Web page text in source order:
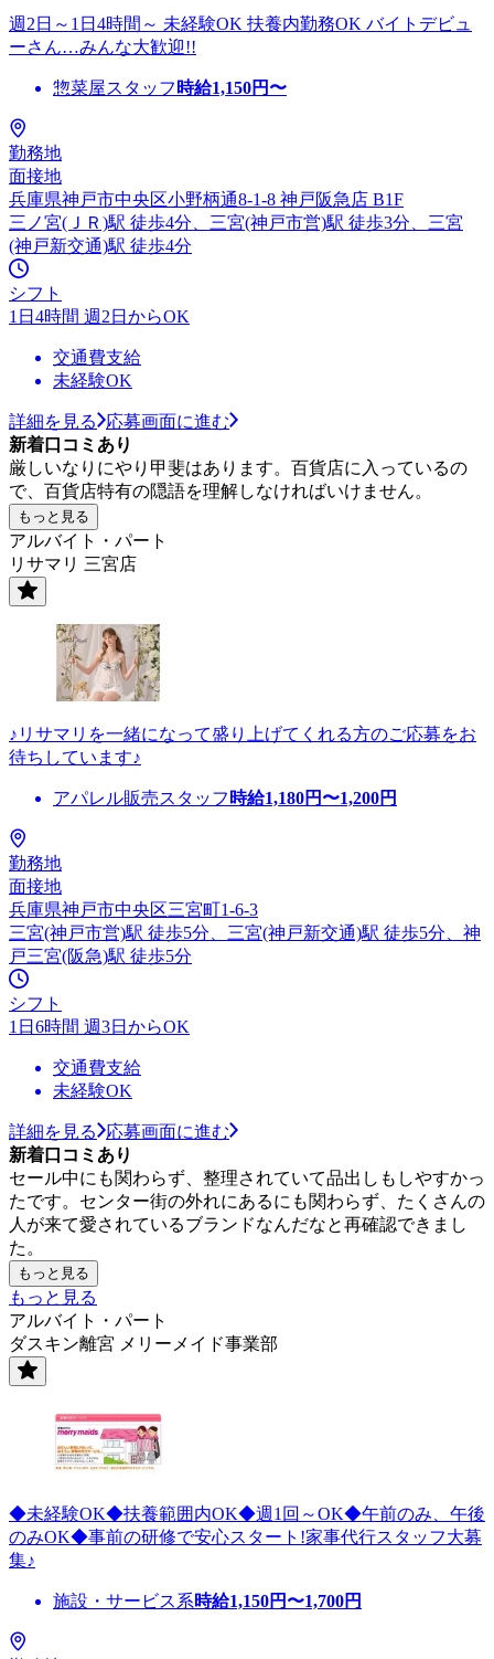
週2日～1日4時間～ 未経験OK 扶養内勤務OK バイトデビュ
ーさん…みんな大歓迎!!
惣菜屋スタッフ 時給1,150円〜
勤務地
面接地
兵庫県神戸市中央区小野柄通8-1-8 神戸阪急店 B1F
三ノ宮(ＪＲ)駅 徒歩4分、三宮(神戸市営)駅 徒歩3分、三宮
(神戸新交通)駅 徒歩4分
シフト
1日4時間 週2日からOK
交通費支給
未経験OK
詳細を見る
応募画面に進む
新着口コミあり
厳しいなりにやり甲斐はあります。百貨店に入っているの
で、百貨店特有の隠語を理解しなければいけません。
もっと見る
アルバイト・パート
リサマリ 三宮店
♪リサマリを一緒になって盛り上げてくれる方のご応募をお
待ちしています♪
アパレル販売スタッフ 時給1,180円〜1,200円
勤務地
面接地
兵庫県神戸市中央区三宮町1-6-3
三宮(神戸市営)駅 徒歩5分、三宮(神戸新交通)駅 徒歩5分、神
戸三宮(阪急)駅 徒歩5分
シフト
1日6時間 週3日からOK
交通費支給
未経験OK
詳細を見る
応募画面に進む
新着口コミあり
セール中にも関わらず、整理されていて品出しもしやすかっ
たです。センター街の外れにあるにも関わらず、たくさんの
人が来て愛されているブランドなんだなと再確認できまし
た。
もっと見る
もっと見る
アルバイト・パート
ダスキン離宮 メリーメイド事業部
◆未経験OK◆扶養範囲内OK◆週1回～OK◆午前のみ、午後
のみOK◆事前の研修で安心スタート!家事代行スタッフ大募
集♪
施設・サービス系時給1,150円〜1,700円